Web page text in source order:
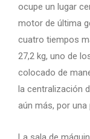
ocupe un lugar
motor de última
cuatro tiempos
27,2 kg, uno de
colocado de
la centralización
aún más, por